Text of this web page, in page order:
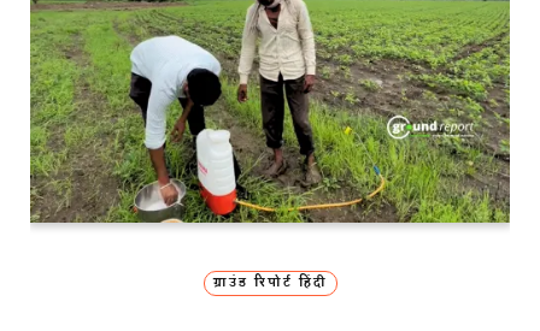
ग्राउंड रिपोर्ट हिंदी